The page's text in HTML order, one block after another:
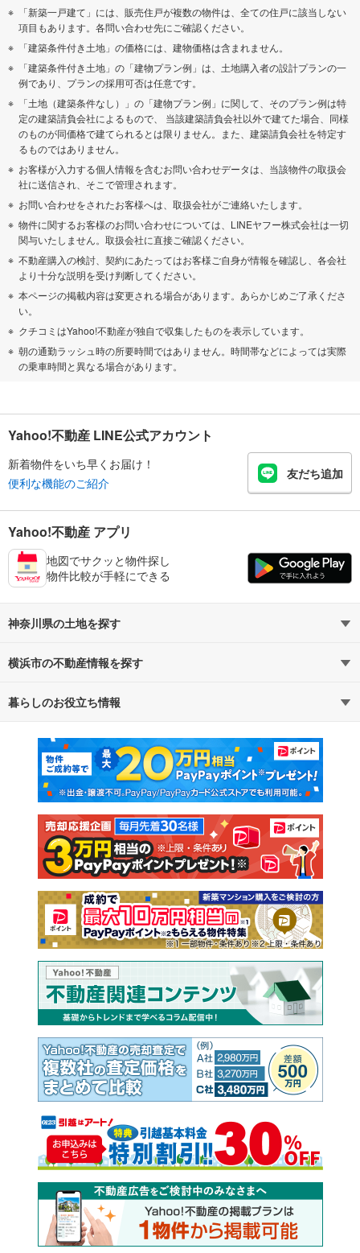
「新築一戸建て」には、販売住戸が複数の物件は、全ての住戸に該当しない
項目もあります。各問い合わせ先にご確認ください。
「建築条件付き土地」の価格には、建物価格は含まれません。
「建築条件付き土地」の「建物プラン例」は、土地購入者の設計プランの一
例であり、プランの採用可否は任意です。
「土地（建築条件なし）」の「建物プラン例」に関して、そのプラン例は特
定の建築請負会社によるもので、 当該建築請負会社以外で建てた場合、同様
のものが同価格で建てられるとは限りません。また、建築請負会社を特定す
るものではありません。
お客様が入力する個人情報を含むお問い合わせデータは、当該物件の取扱会
社に送信され、そこで管理されます。
お問い合わせをされたお客様へは、取扱会社がご連絡いたします。
物件に関するお客様のお問い合わせについては、LINEヤフー株式会社は一切
関与いたしません。取扱会社に直接ご確認ください。
不動産購入の検討、契約にあたってはお客様ご自身が情報を確認し、各会社
より十分な説明を受け判断してください。
本ページの掲載内容は変更される場合があります。あらかじめご了承くださ
い。
クチコミはYahoo!不動産が独自で収集したものを表示しています。
朝の通勤ラッシュ時の所要時間ではありません。時間帯などによっては実際
の乗車時間と異なる場合があります。
Yahoo!不動産 LINE公式アカウント
新着物件をいち早くお届け！
便利な機能のご紹介
友だち追加
Yahoo!不動産 アプリ
地図でサクッと物件探し
物件比較が手軽にできる
神奈川県の土地を探す
路線・駅から探す
通勤・通学時間から探す
横浜市の不動産情報を探す
不動産・住宅
新築マンション 中古マンション
新築一戸建て 中古一戸建て
注文住宅 土地
売却査定
暮らしのお役立ち情報
マンションカタログ 教えて！住まいの先生